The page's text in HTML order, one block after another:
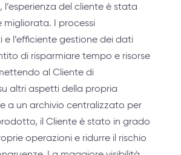
l’esperienza del cliente è stata
migliorata. I processi
l’efficiente gestione dei dati
di risparmiare tempo e risorse
al Cliente di
altri aspetti della propria
a un archivio centralizzato per
il Cliente è stato in grado
operazioni e ridurre il rischio